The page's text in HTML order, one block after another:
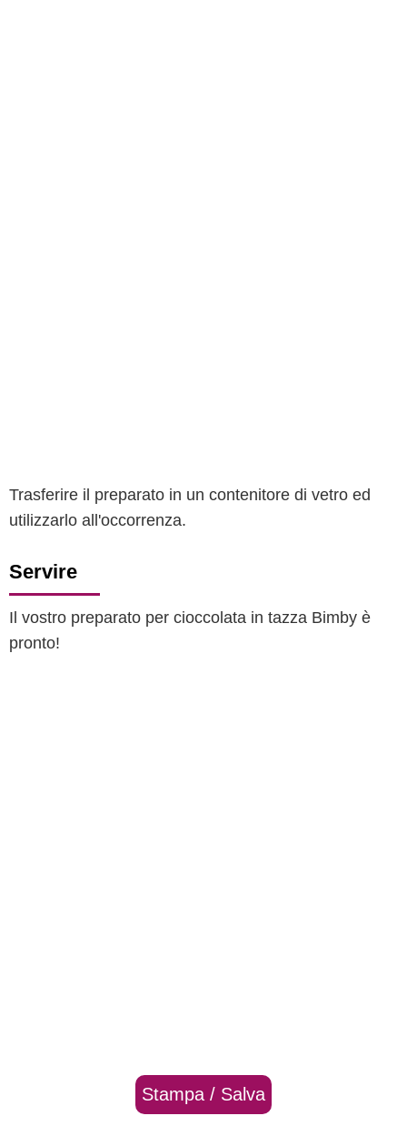
Trasferire il preparato in un contenitore di vetro ed
utilizzarlo all'occorrenza.
Servire
Il vostro preparato per cioccolata in tazza Bimby è
pronto!
Stampa / Salva